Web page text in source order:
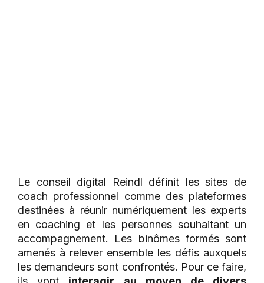
Le conseil digital Reindl définit les sites de
coach professionnel comme des plateformes
destinées à réunir numériquement les experts
en coaching et les personnes souhaitant un
accompagnement. Les binômes formés sont
amenés à relever ensemble les défis auxquels
les demandeurs sont confrontés. Pour ce faire,